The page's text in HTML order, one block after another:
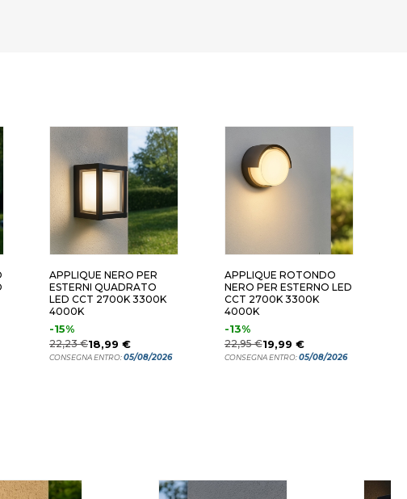
APPLIQUE NERO PER
ESTERNI QUADRATO
LED CCT 2700K 3300K
4000K
-15%
22,23 €18,99 €
CONSEGNA ENTRO:05/08/2026
APPLIQUE ROTONDO
NERO PER ESTERNO LED
CCT 2700K 3300K
4000K
-13%
22,95 €19,99 €
CONSEGNA ENTRO:05/08/2026